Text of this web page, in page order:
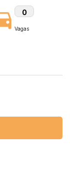
0
Vagas